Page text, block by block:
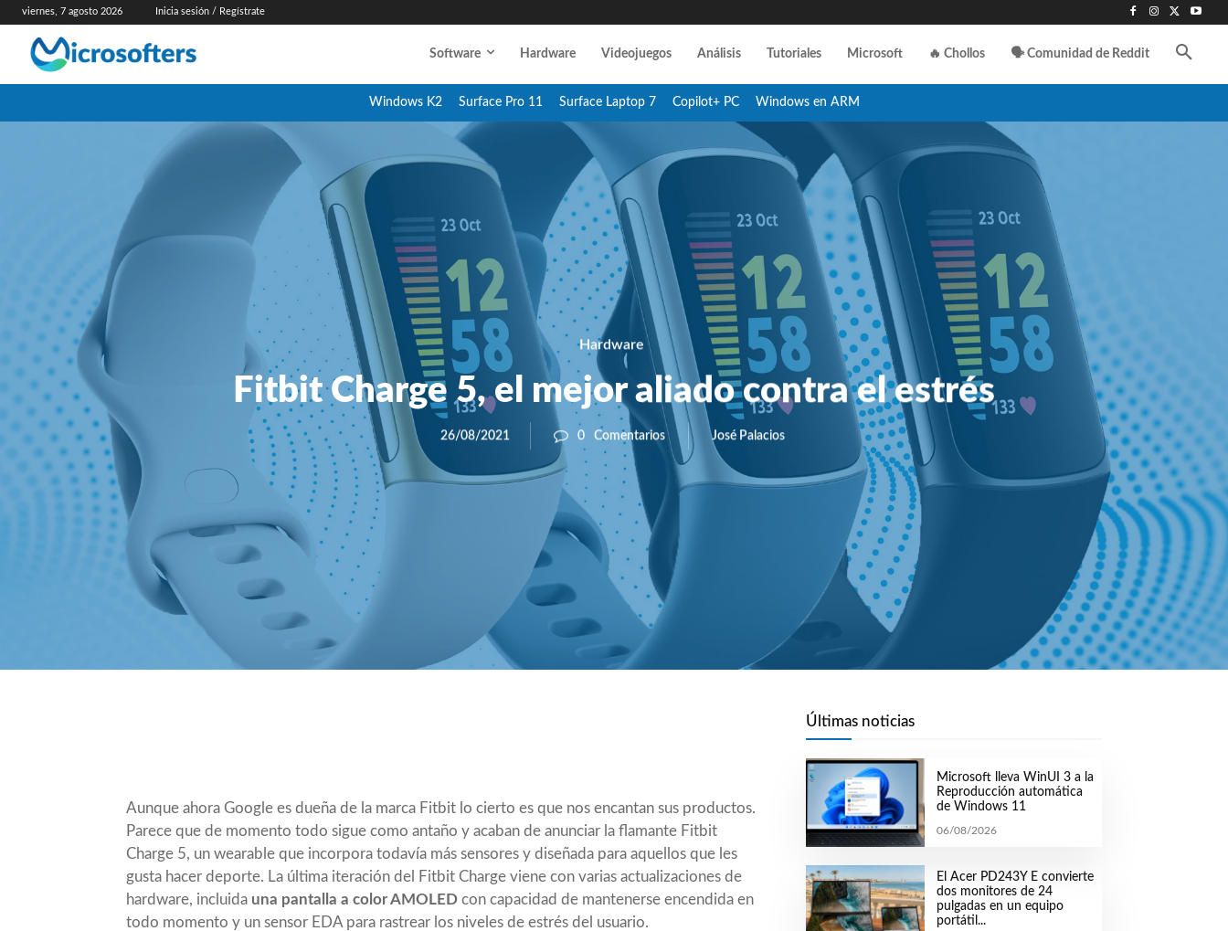
viernes, 7 agosto 2026 Inicia sesión / Regístrate
Software Hardware Videojuegos Análisis Tutoriales Microsoft 🔥 Chollos 🗣️ Comunidad de Reddit
Windows K2 Surface Pro 11 Surface Laptop 7 Copilot+ PC Windows en ARM
Hardware
Fitbit Charge 5, el mejor aliado contra el estrés
26/08/2021 0 Comentarios José Palacios
Aunque ahora Google es dueña de la marca Fitbit lo cierto es que nos encantan sus productos.
Parece que de momento todo sigue como antaño y acaban de anunciar la flamante Fitbit
Charge 5, un wearable que incorpora todavía más sensores y diseñada para aquellos que les
gusta hacer deporte. La última iteración del Fitbit Charge viene con varias actualizaciones de
hardware, incluida una pantalla a color AMOLED con capacidad de mantenerse encendida en
todo momento y un sensor EDA para rastrear los niveles de estrés del usuario.
Últimas noticias
Microsoft lleva WinUI 3 a la
Reproducción automática
de Windows 11
06/08/2026
El Acer PD243Y E convierte
dos monitores de 24
pulgadas en un equipo
portátil...